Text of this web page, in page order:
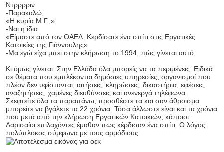
Ντρρρριν
-Παρακαλώ;
«Η κυρία Μ.Γ.;»
-Ναι η ίδια.
«Είμαστε από τον ΟΑΕΔ. Κερδίσατε ένα σπίτι στις Εργατικές
Κατοικίες της Γιάννουλης»
-Μα εγώ είχα μπει στην κλήρωση το 1994, πώς γίνεται αυτό;
Κι όμως γίνεται. Στην Ελλάδα όλα μπορείς να τα περιμένεις. Ειδικά
σε θέματα που εμπλέκονται δημόσιες υπηρεσίες, οργανισμοί που
πλέον δεν υφίστανται, αιτήσεις, κληρώσεις, δικαστήρια, εφέσεις,
αναζητήσεις, χαμένες διευθύνσεις και ανενεργά τηλέφωνα.
Σκεφτείτε όλα τα παραπάνω, προσθέστε τα και σαν άθροισμα
μπορείτε να βγάλετε τα 22 χρόνια. Τόσα άλλωστε είναι και τα χρόνια
που μετά από την κλήρωση Εργατικών Κατοικιών, κάποιοι
Λαρισαίοι επιλαχόντες έμαθαν πως κέρδισαν ένα σπίτι. Ο λόγος
πολύπλοκος σύμφωνα με τους αρμόδιους.